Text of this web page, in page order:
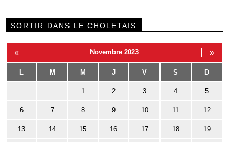
SORTIR DANS LE CHOLETAIS
« Novembre 2023 »
L M M J V S D
1 2 3 4 5
6 7 8 9 10 11 12
13 14 15 16 17 18 19